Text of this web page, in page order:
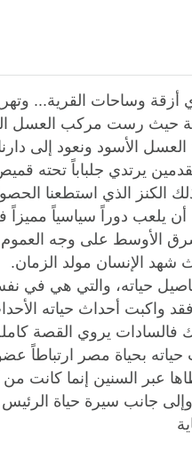
وساحات القرية...
حيث رست مركب العسل
العسل الأسود ونعود إلى
يرتدي جلباباً تحته
الكنز الذي استطعنا
أن يلعب دوراً سياسياً
الأوسط على وجه العموم.
الإنسان مولد الزمان.
حياته، والتي هي في
فقد واكبت أحداث حياته
فالسادات يروي القصة
بحياة مصر ارتباطاً عضوياً
عبر السنين إنما كانت
وإلى جانب سيرة حياة